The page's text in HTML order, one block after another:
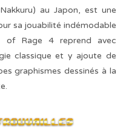
au Japon, est une
sa jouabilité indémodable
of Rage 4 reprend avec
classique et y ajoute de
graphismes dessinés à la